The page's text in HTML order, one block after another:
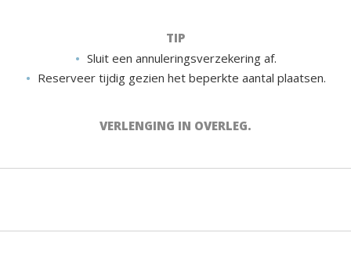
TIP
Sluit een annuleringsverzekering af.
Reserveer tijdig gezien het beperkte aantal plaatsen.
VERLENGING IN OVERLEG.